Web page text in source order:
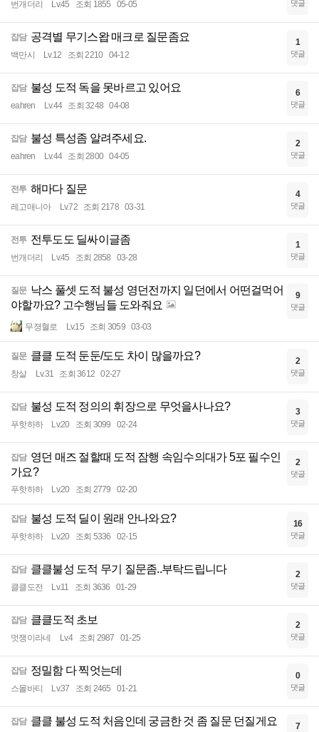
번개더리 Lv.45 조회 1855 05-05 댓글
잡담 공격별 무기스왑 매크로 질문좀요
백만시 Lv.12 조회 2210 04-12
1
댓글
잡담 불성 도적 독을 못바르고 있어요
eahren Lv.44 조회 3248 04-08
6
댓글
잡담 불성 특성좀 알려주세요.
eahren Lv.44 조회 2800 04-05
2
댓글
전투 해마다 질문
레고매니아 Lv.72 조회 2178 03-31
4
댓글
전투 전투도도 딜싸이글좀
번개더리 Lv.45 조회 2858 03-28
1
댓글
질문 낙스 풀셋 도적 불성 영던전까지 일던에서 어떤걸먹어
야할까요? 고수행님들 도와줘요
무졍혈로 Lv.15 조회 3059 03-03
9
댓글
질문 클클 도적 둔둔/도도 차이 많을까요?
창살 Lv.31 조회 3612 02-27
2
댓글
잡담 불성 도적 정의의 휘장으로 무엇을사나요?
푸핫하하 Lv.20 조회 3099 02-24
3
댓글
잡담 영던 매즈 절할때 도적 잠행 속임수의대가 5포 필수인
가요?
푸핫하하 Lv.20 조회 2779 02-20
2
댓글
잡담 불성 도적 딜이 원래 안나와요?
푸핫하하 Lv.20 조회 5336 02-15
16
댓글
잡담 클클불성 도적 무기 질문좀..부탁드립니다
클클도전 Lv.11 조회 3636 01-29
2
댓글
잡담 클클도적 초보
멋쟁이라네 Lv.4 조회 2987 01-25
2
댓글
잡담 정밀함 다 찍엇는데
스몰바티 Lv.37 조회 2465 01-21
0
댓글
잡담 클클 불성 도적 처음인데 궁금한 것 좀 질문 던질게요 7